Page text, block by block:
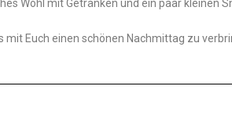
Wohl mit Getränken und ein paar kleinen
mit Euch einen schönen Nachmittag zu